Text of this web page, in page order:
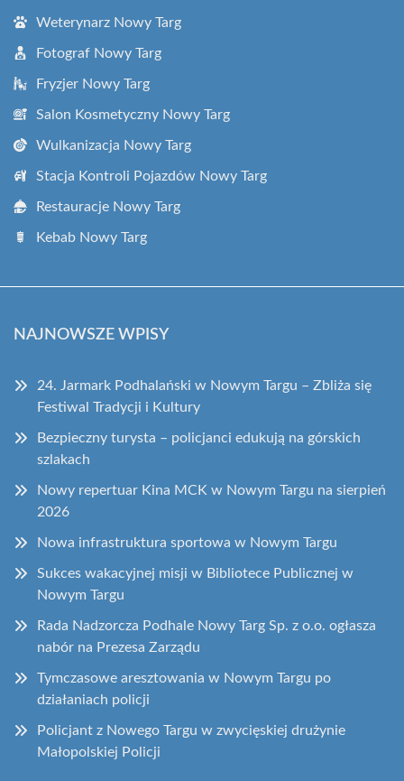
Weterynarz Nowy Targ
Fotograf Nowy Targ
Fryzjer Nowy Targ
Salon Kosmetyczny Nowy Targ
Wulkanizacja Nowy Targ
Stacja Kontroli Pojazdów Nowy Targ
Restauracje Nowy Targ
Kebab Nowy Targ
NAJNOWSZE WPISY
24. Jarmark Podhalański w Nowym Targu – Zbliża się
Festiwal Tradycji i Kultury
Bezpieczny turysta – policjanci edukują na górskich
szlakach
Nowy repertuar Kina MCK w Nowym Targu na sierpień
2026
Nowa infrastruktura sportowa w Nowym Targu
Sukces wakacyjnej misji w Bibliotece Publicznej w
Nowym Targu
Rada Nadzorcza Podhale Nowy Targ Sp. z o.o. ogłasza
nabór na Prezesa Zarządu
Tymczasowe aresztowania w Nowym Targu po
działaniach policji
Policjant z Nowego Targu w zwycięskiej drużynie
Małopolskiej Policji